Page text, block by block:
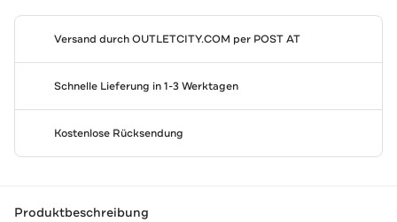
Versand durchOUTLETCITY.COM per POST AT
Schnelle Lieferung in 1-3 Werktagen
Kostenlose Rücksendung
Produktbeschreibung